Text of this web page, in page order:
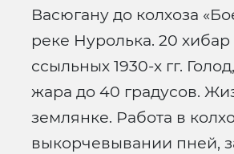
Васюгану до колхоза
реке Нуролька. 20
ссыльных 1930-х гг.
жара до 40 градусов.
землянке. Работа в
выкорчевывании пней,